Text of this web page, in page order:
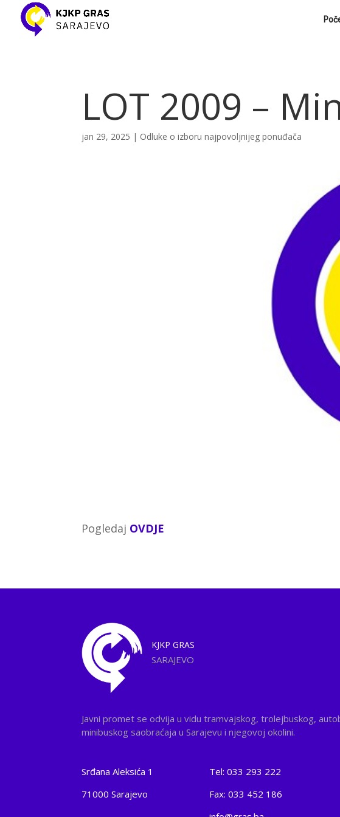
LOT 2009 –
jan 29, 2025 | Odluke o izboru najpovoljnijeg ponuđača
Pogledaj OVDJE
KJKP GRAS
SARAJEVO
Javni promet se odvija u vidu tramvajskog, trolejbuskog,
minibuskog saobraćaja u Sarajevu i njegovoj okolini.
Srđana Aleksića 1
71000 Sarajevo
Tel: 033 293 222
Fax: 033 452 186